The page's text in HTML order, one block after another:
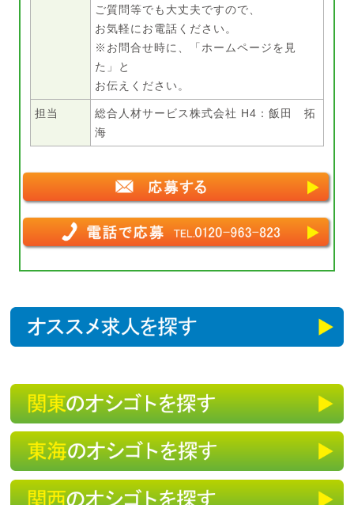
ご質問等でも大丈夫ですので、
お気軽にお電話ください。
※お問合せ時に、「ホームページを見
た」と
お伝えください。
担当
総合人材サービス株式会社 H4：飯田 拓
海